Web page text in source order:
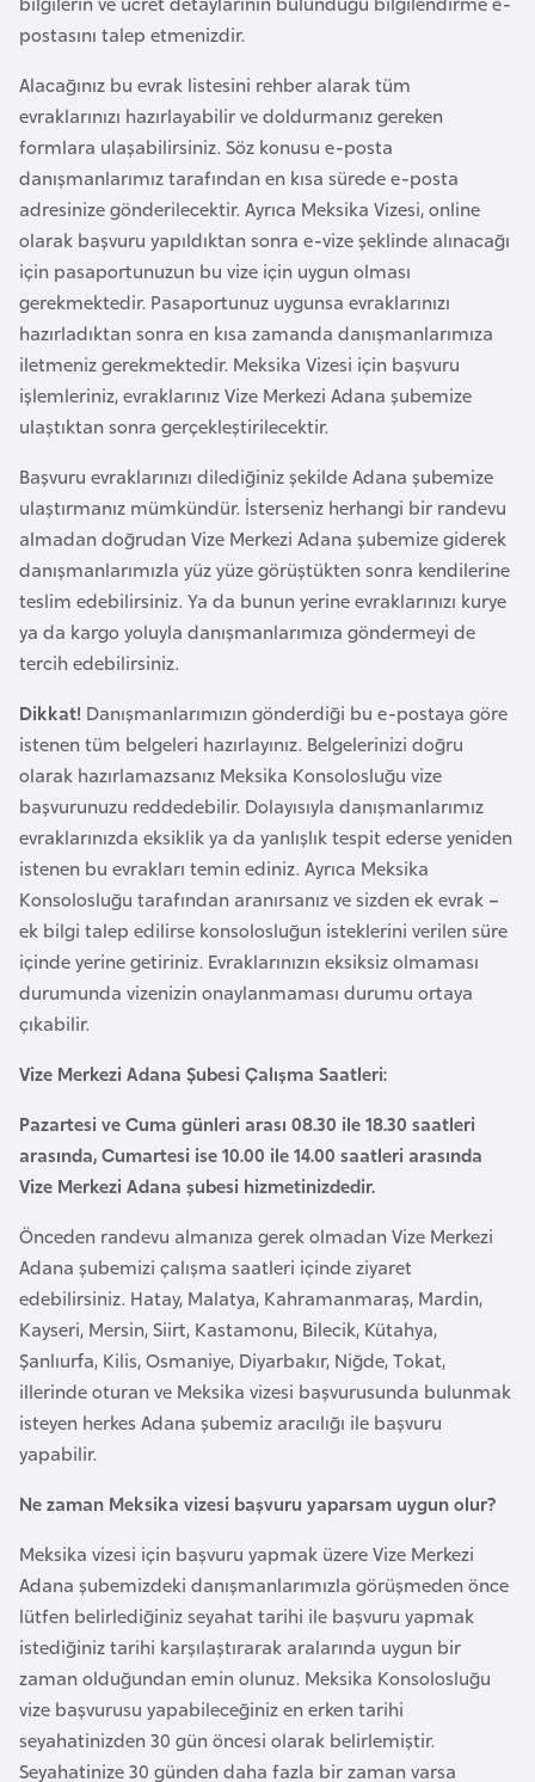
postasını talep etmenizdir.
Alacağınız bu evrak listesini rehber alarak tüm
evraklarınızı hazırlayabilir ve doldurmanız gereken
formlara ulaşabilirsiniz. Söz konusu e-posta
danışmanlarımız tarafından en kısa sürede e-posta
adresinize gönderilecektir. Ayrıca Meksika Vizesi, online
olarak başvuru yapıldıktan sonra e-vize şeklinde alınacağı
için pasaportunuzun bu vize için uygun olması
gerekmektedir. Pasaportunuz uygunsa evraklarınızı
hazırladıktan sonra en kısa zamanda danışmanlarımıza
iletmeniz gerekmektedir. Meksika Vizesi için başvuru
işlemleriniz, evraklarınız Vize Merkezi Adana şubemize
ulaştıktan sonra gerçekleştirilecektir.
Başvuru evraklarınızı dilediğiniz şekilde Adana şubemize
ulaştırmanız mümkündür. İsterseniz herhangi bir randevu
almadan doğrudan Vize Merkezi Adana şubemize giderek
danışmanlarımızla yüz yüze görüştükten sonra kendilerine
teslim edebilirsiniz. Ya da bunun yerine evraklarınızı kurye
ya da kargo yoluyla danışmanlarımıza göndermeyi de
tercih edebilirsiniz.
Dikkat! Danışmanlarımızın gönderdiği bu e-postaya göre
istenen tüm belgeleri hazırlayınız. Belgelerinizi doğru
olarak hazırlamazsanız Meksika Konsolosluğu vize
başvurunuzu reddedebilir. Dolayısıyla danışmanlarımız
evraklarınızda eksiklik ya da yanlışlık tespit ederse yeniden
istenen bu evrakları temin ediniz. Ayrıca Meksika
Konsolosluğu tarafından aranırsanız ve sizden ek evrak –
ek bilgi talep edilirse konsolosluğun isteklerini verilen süre
içinde yerine getiriniz. Evraklarınızın eksiksiz olmaması
durumunda vizenizin onaylanmaması durumu ortaya
çıkabilir.
Vize Merkezi Adana Şubesi Çalışma Saatleri:
Pazartesi ve Cuma günleri arası 08.30 ile 18.30 saatleri
arasında, Cumartesi ise 10.00 ile 14.00 saatleri arasında
Vize Merkezi Adana şubesi hizmetinizdedir.
Önceden randevu almanıza gerek olmadan Vize Merkezi
Adana şubemizi çalışma saatleri içinde ziyaret
edebilirsiniz. Hatay, Malatya, Kahramanmaraş, Mardin,
Kayseri, Mersin, Siirt, Kastamonu, Bilecik, Kütahya,
Şanlıurfa, Kilis, Osmaniye, Diyarbakır, Niğde, Tokat,
illerinde oturan ve Meksika vizesi başvurusunda bulunmak
isteyen herkes Adana şubemiz aracılığı ile başvuru
yapabilir.
Ne zaman Meksika vizesi başvuru yaparsam uygun olur?
Meksika vizesi için başvuru yapmak üzere Vize Merkezi
Adana şubemizdeki danışmanlarımızla görüşmeden önce
lütfen belirlediğiniz seyahat tarihi ile başvuru yapmak
istediğiniz tarihi karşılaştırarak aralarında uygun bir
zaman olduğundan emin olunuz. Meksika Konsolosluğu
vize başvurusu yapabileceğiniz en erken tarihi
seyahatinizden 30 gün öncesi olarak belirlemiştir.
Seyahatinize 30 günden daha fazla bir zaman varsa
a
B
e
n
i
n
B
o
s
n
a
H
e
r
s
e
k
B
l
g
a
r
i
s
t
a
n
u
k
i
n
a
F
a
s
o
Ç
a
Ç
e
k
C
u
m
h